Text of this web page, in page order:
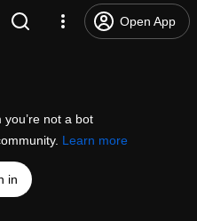
Open App
not a bot
Learn more
in